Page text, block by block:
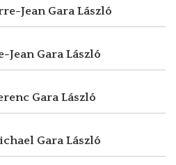
Jean Gara László
Jean Gara László
Gara László
Gara László